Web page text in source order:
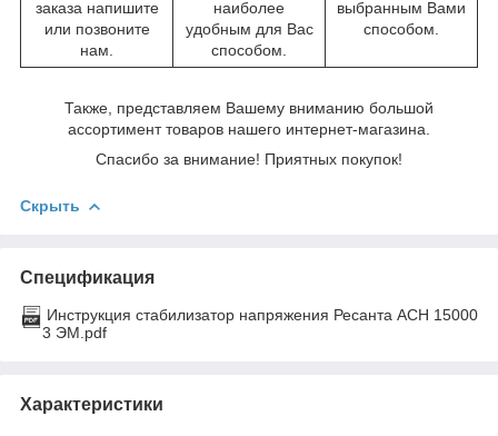
заказа напишите
или позвоните
нам.
наиболее
удобным для Вас
способом.
выбранным Вами
способом.
Также, представляем Вашему вниманию большой
ассортимент товаров нашего интернет-магазина.
Спасибо за внимание! Приятных покупок!
Скрыть
Спецификация
Инструкция стабилизатор напряжения Ресанта АСН 15000
3 ЭМ.pdf
Характеристики